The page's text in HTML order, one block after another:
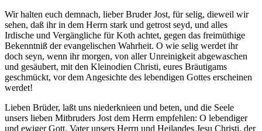
Wir halten euch demnach, lieber Bruder Jost, für selig, dieweil wir
sehen, daß ihr in dem Herrn stark und getrost seyd, und alles
Irdische und Vergängliche für Koth achtet, gegen das freimüthige
Bekenntniß der evangelischen Wahrheit. O wie selig werdet ihr
doch seyn, wenn ihr morgen, von aller Unreinigkeit abgewaschen
und gesäubert, mit den Kleinodien Christi, eures Bräutigams
geschmückt, vor dem Angesichte des lebendigen Gottes erscheinen
werdet!
Lieben Brüder, laßt uns niederknieen und beten, und die Seele
unsers lieben Mitbruders Jost dem Herrn empfehlen: O lebendiger
und ewiger Gott, Vater unsers Herrn und Heilandes Jesu Christi, der